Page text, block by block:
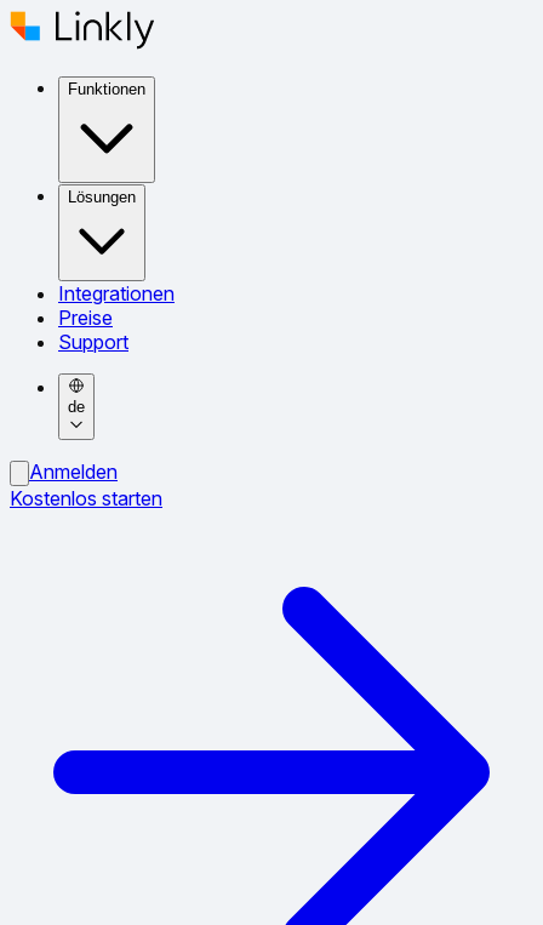
Funktionen
Lösungen
Integrationen
Preise
Support
de
Anmelden
Kostenlos starten